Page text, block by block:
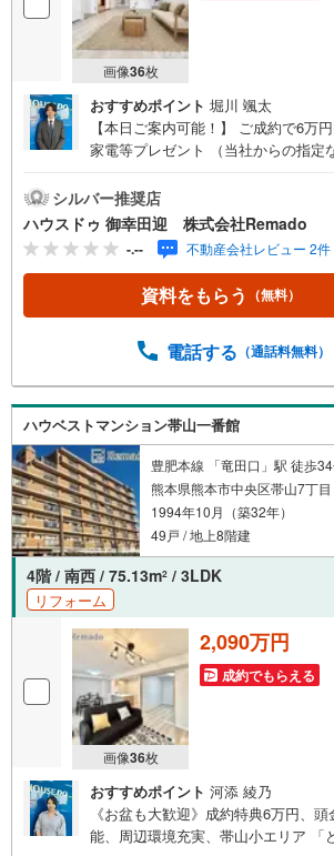
画像36枚
おすすめポイント 堀川 颯太
【本日ご案内可能！】 ご成約で6万
家電等プレゼント （当社からの指定
【九州No.1の実績】「どこで買うか
足度は変わります家探しは、物件探
選び」が重要！熊本エリアを知り尽
探しから資金計画、引き渡しまでト
【購入総額の限界へ挑戦】売主様へ
意分野です！さらにオプション費用
円以上差が出ることも もっと安く買
OK！一度ご相談ください！【効率的
ー】熊本県全域の気になる物件を全
けます 見学されたい物件を1日で内
れるから、手間も時間もかかりませ
開！ハウスドゥだからこその豊富な
の暮らしを叶えます！
シルバー推奨店
ハウスドゥ 御幸田迎 株式会社Remado
-.-- 不動産会社レビュー 2件
資料をもらう （無料）
電話する （通話料無料）
ハウベストマンション帯山一番館
豊肥本線 「竜田口」駅 徒歩
熊本県熊本市中央区帯山7丁目
1994年10月（築32年）
49戸 / 地上8階建
4階 / 南西 / 75.13m2 / 3LDK
リフォーム
画像36枚
2,090万円
成約でもらえる
おすすめポイント 河添 綾乃
《お盆も大歓迎》成約特典6万円、
能、周辺環境充実、帯山小エリア